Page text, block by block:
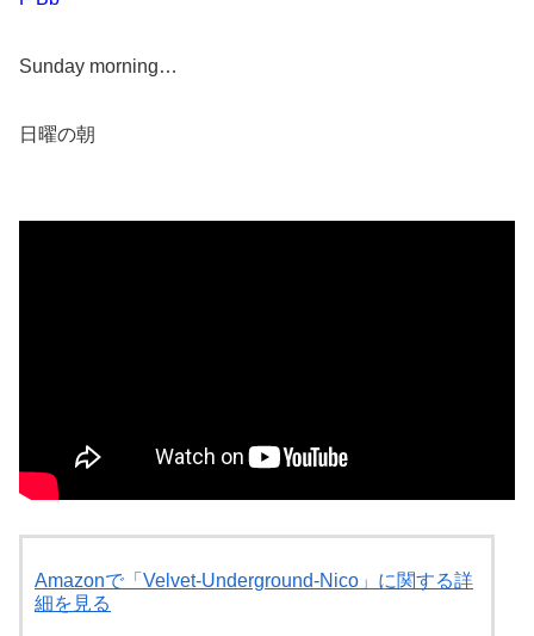
Sunday morning…
日曜の朝
Amazonで「Velvet-Underground-Nico」に関する詳
細を見る